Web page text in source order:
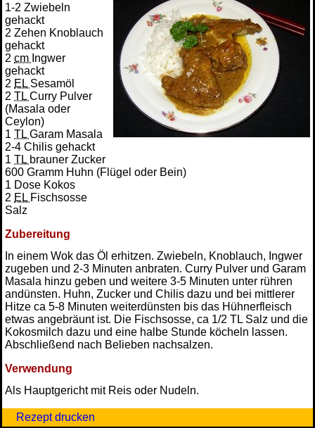
1-2 Zwiebeln
gehackt
2 Zehen Knoblauch
gehackt
2 cm Ingwer
gehackt
2 EL Sesamöl
2 TL Curry Pulver
(Masala oder
Ceylon)
1 TL Garam Masala
2-4 Chilis gehackt
1 TL brauner Zucker
600 Gramm Huhn (Flügel oder Bein)
1 Dose Kokos
2 EL Fischsosse
Salz
Zubereitung
In einem Wok das Öl erhitzen. Zwiebeln, Knoblauch, Ingwer
zugeben und 2-3 Minuten anbraten. Curry Pulver und Garam
Masala hinzu geben und weitere 3-5 Minuten unter rühren
andünsten. Huhn, Zucker und Chilis dazu und bei mittlerer
Hitze ca 5-8 Minuten weiterdünsten bis das Hühnerfleisch
etwas angebräunt ist. Die Fischsosse, ca 1/2 TL Salz und die
Kokosmilch dazu und eine halbe Stunde köcheln lassen.
Abschließend nach Belieben nachsalzen.
Verwendung
Als Hauptgericht mit Reis oder Nudeln.
Rezept drucken